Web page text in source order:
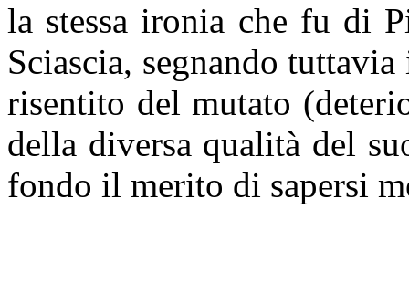
la stessa ironia che fu di
Sciascia, segnando
risentito del mutato
della diversa qualità del
fondo il merito di sapersi